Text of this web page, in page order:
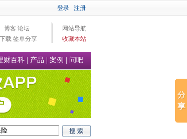
登录 注册
博客 论坛
载 签单分享
网站导航
收藏本站
财百科 产品 案例 问吧